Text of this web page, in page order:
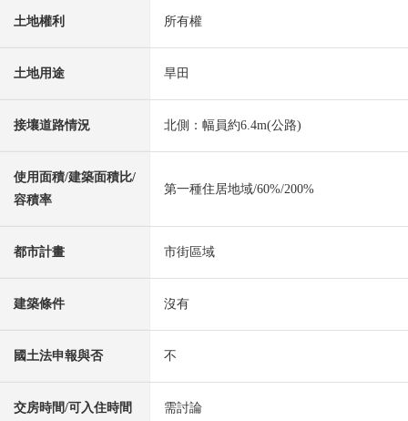
土地權利 所有權
土地用途 旱田
接壤道路情況 北側：幅員約6.4m(公路)
使用面積/建築面積比/
容積率
第一種住居地域/60%/200%
都市計畫 市街區域
建築條件 沒有
國土法申報與否 不
交房時間/可入住時間 需討論